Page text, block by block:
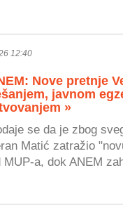
12:40
Nove pretnje
javnom
»
se da je zbog
Matić zatražio
MUP-a, dok ANEM